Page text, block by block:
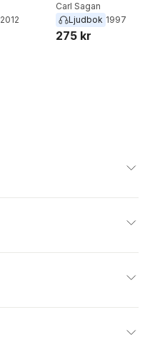
2012
Carl Sagan
Ljudbok 1997
275 kr